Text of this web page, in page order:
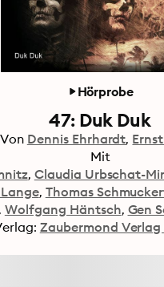
Hörprobe
47: Duk Duk
Von Dennis Ehrhardt
Mit
Claudia Urbschat-
Thomas
Wolfgang Häntsch Gen
Zaubermond Verlag